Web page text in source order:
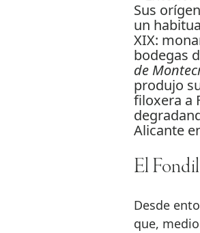
Sus
un
XIX:
bodegas
de
produjo
filoxera a
Alicante
El
Desde
que,